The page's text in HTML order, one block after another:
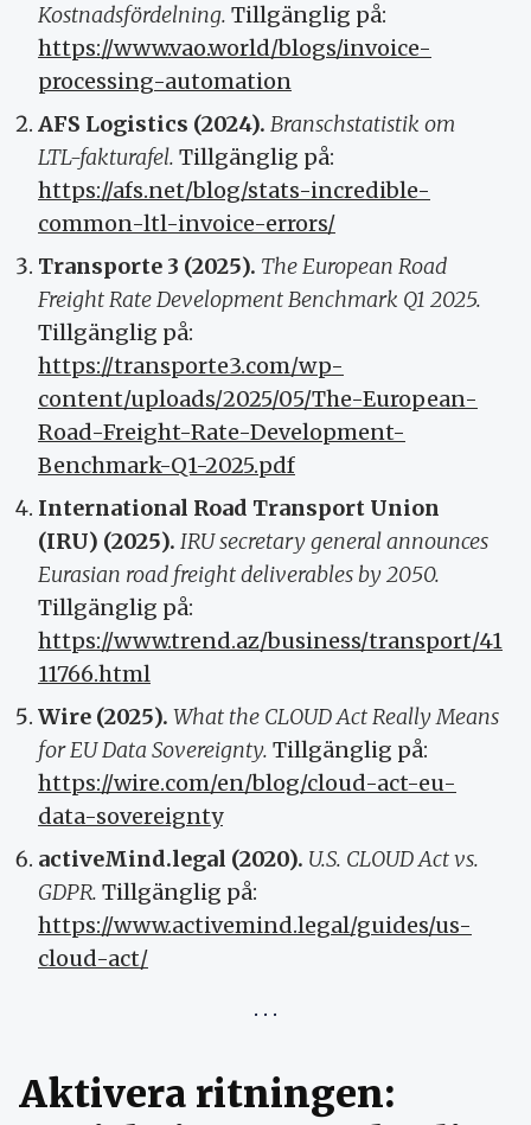
Kostnadsfördelning. Tillgänglig på:
https://www.vao.world/blogs/invoice-
processing-automation
AFS Logistics (2024). Branschstatistik om
LTL-fakturafel. Tillgänglig på:
https://afs.net/blog/stats-incredible-
common-ltl-invoice-errors/
Transporte 3 (2025). The European Road
Freight Rate Development Benchmark Q1 2025.
Tillgänglig på:
https://transporte3.com/wp-
content/uploads/2025/05/The-European-
Road-Freight-Rate-Development-
Benchmark-Q1-2025.pdf
International Road Transport Union
(IRU) (2025). IRU secretary general announces
Eurasian road freight deliverables by 2050.
Tillgänglig på:
https://www.trend.az/business/transport/41
11766.html
Wire (2025). What the CLOUD Act Really Means
for EU Data Sovereignty. Tillgänglig på:
https://wire.com/en/blog/cloud-act-eu-
data-sovereignty
activeMind.legal (2020). U.S. CLOUD Act vs.
GDPR. Tillgänglig på:
https://www.activemind.legal/guides/us-
cloud-act/
Aktivera ritningen: